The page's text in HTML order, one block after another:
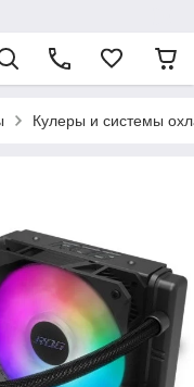
Кулеры и системы